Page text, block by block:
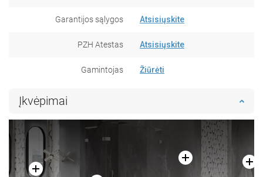
Garantijos sąlygos Atsisiųskite
PZH Atestas Atsisiųskite
Gamintojas Žiūrėti
Įkvėpimai